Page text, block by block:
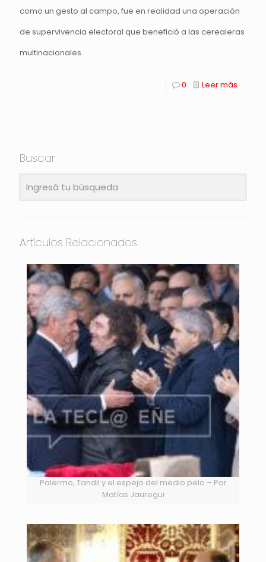
como un gesto al campo, fue en realidad una operación
de supervivencia electoral que benefició a las cerealeras
multinacionales.
0 Leer más
Buscar
Artículos Relacionados
Palermo, Tandil y el espejo del medio pelo – Por
Matías Jauregui